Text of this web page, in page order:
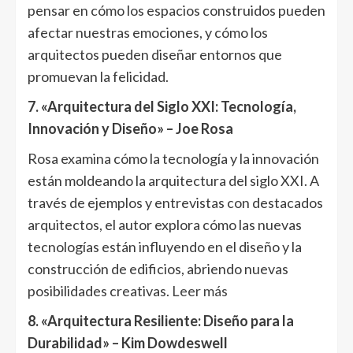
pensar en cómo los espacios construidos pueden
afectar nuestras emociones, y cómo los
arquitectos pueden diseñar entornos que
promuevan la felicidad.
7. «Arquitectura del Siglo XXI: Tecnología,
Innovación y Diseño» – Joe Rosa
Rosa examina cómo la tecnología y la innovación
están moldeando la arquitectura del siglo XXI. A
través de ejemplos y entrevistas con destacados
arquitectos, el autor explora cómo las nuevas
tecnologías están influyendo en el diseño y la
construcción de edificios, abriendo nuevas
posibilidades creativas. Leer más
8. «Arquitectura Resiliente: Diseño para la
Durabilidad» – Kim Dowdeswell